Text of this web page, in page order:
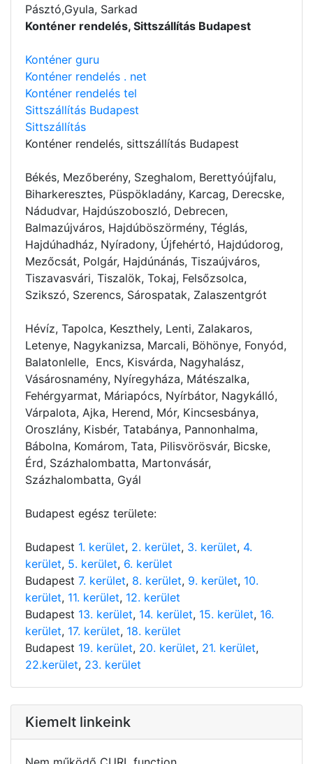
Pásztó,Gyula, Sarkad
Konténer rendelés, Sittszállítás Budapest
Konténer guru
Konténer rendelés . net
Konténer rendelés tel
Sittszállítás Budapest
Sittszállítás
Konténer rendelés, sittszállítás Budapest
Békés, Mezőberény, Szeghalom, Berettyóújfalu,
Biharkeresztes, Püspökladány, Karcag, Derecske,
Nádudvar, Hajdúszoboszló, Debrecen,
Balmazújváros, Hajdúböszörmény, Téglás,
Hajdúhadház, Nyíradony, Újfehértó, Hajdúdorog,
Mezőcsát, Polgár, Hajdúnánás, Tiszaújváros,
Tiszavasvári, Tiszalök, Tokaj, Felsőzsolca,
Szikszó, Szerencs, Sárospatak, Zalaszentgrót
Hévíz, Tapolca, Keszthely, Lenti, Zalakaros,
Letenye, Nagykanizsa, Marcali, Böhönye, Fonyód,
Balatonlelle, Encs, Kisvárda, Nagyhalász,
Vásárosnamény, Nyíregyháza, Mátészalka,
Fehérgyarmat, Máriapócs, Nyírbátor, Nagykálló,
Várpalota, Ajka, Herend, Mór, Kincsesbánya,
Oroszlány, Kisbér, Tatabánya, Pannonhalma,
Bábolna, Komárom, Tata, Pilisvörösvár, Bicske,
Érd, Százhalombatta, Martonvásár,
Százhalombatta, Gyál
Budapest egész területe:
Budapest 1. kerület, 2. kerület, 3. kerület, 4.
kerület, 5. kerület, 6. kerület
Budapest 7. kerület, 8. kerület, 9. kerület, 10.
kerület, 11. kerület, 12. kerület
Budapest 13. kerület, 14. kerület, 15. kerület, 16.
kerület, 17. kerület, 18. kerület
Budapest 19. kerület, 20. kerület, 21. kerület,
22.kerület, 23. kerület
Kiemelt linkeink